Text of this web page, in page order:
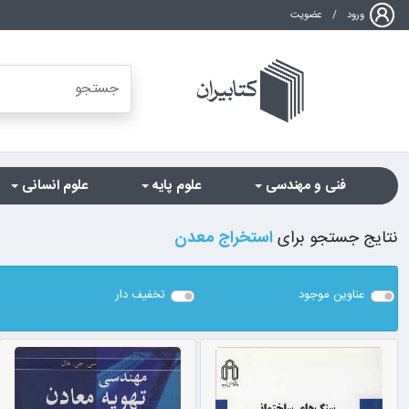
ورود / عضویت
فنی و مهندسی علوم پایه علوم انسانی
نتایج جستجو برای استخراج معدن
عناوین موجود تخفیف دار